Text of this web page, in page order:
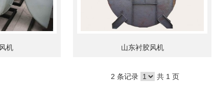
机 山东衬胶风机
2 条记录 共 1 页